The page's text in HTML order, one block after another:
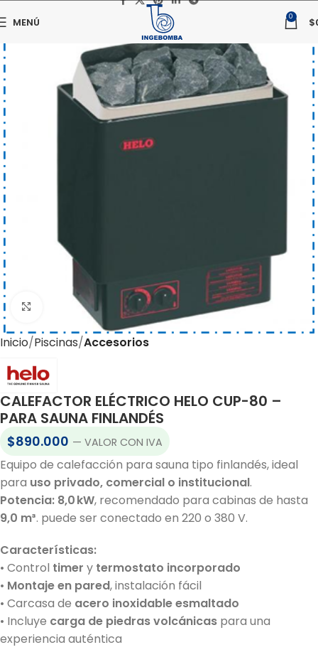
MENÚ 0 $
Haga clic para ampliar
Inicio Piscinas Accesorios
CALEFACTOR ELÉCTRICO HELO CUP-80 –
PARA SAUNA FINLANDÉS
$890.000 — VALOR CON IVA
Equipo de calefacción para sauna tipo finlandés, ideal
para uso privado, comercial o institucional.
Potencia: 8,0 kW, recomendado para cabinas de hasta
9,0 m³. puede ser conectado en 220 o 380 V.
Características:
• Control timer y termostato incorporado
• Montaje en pared, instalación fácil
• Carcasa de acero inoxidable esmaltado
• Incluye carga de piedras volcánicas para una
experiencia auténtica